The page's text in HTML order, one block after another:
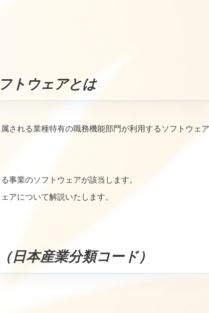
トウェアとは
される業種特有の職務機能部門が利用するソフトウェ
事業のソフトウェアが該当します。
アについて解説いたします。
日本産業分類コード）